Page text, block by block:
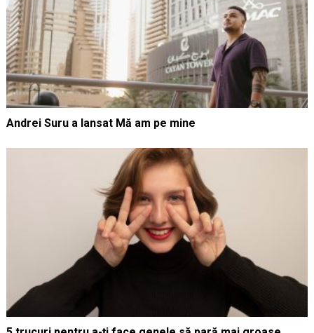
Andrei Suru a lansat Mă am pe mine